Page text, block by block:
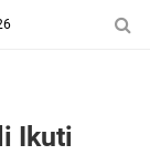
Ikuti